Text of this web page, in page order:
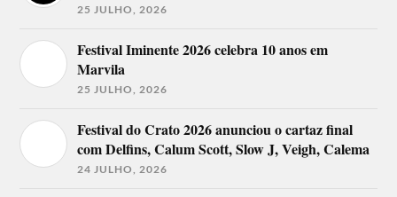
25 JULHO, 2026
Festival Iminente 2026 celebra 10 anos em
Marvila
25 JULHO, 2026
Festival do Crato 2026 anunciou o cartaz final
com Delfins, Calum Scott, Slow J, Veigh, Calema
24 JULHO, 2026